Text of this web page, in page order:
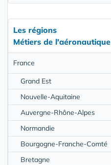
Les régions
Métiers de l'aéronautique
France
Grand Est
Nouvelle-Aquitaine
Auvergne-Rhône-Alpes
Normandie
Bourgogne-Franche-Comté
Bretagne